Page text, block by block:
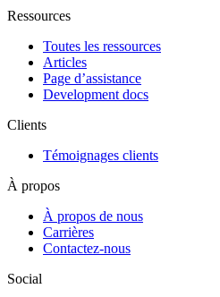
Ressources
Toutes les ressources
Articles
Page d’assistance
Development docs
Clients
Témoignages clients
À propos
À propos de nous
Carrières
Contactez-nous
Social